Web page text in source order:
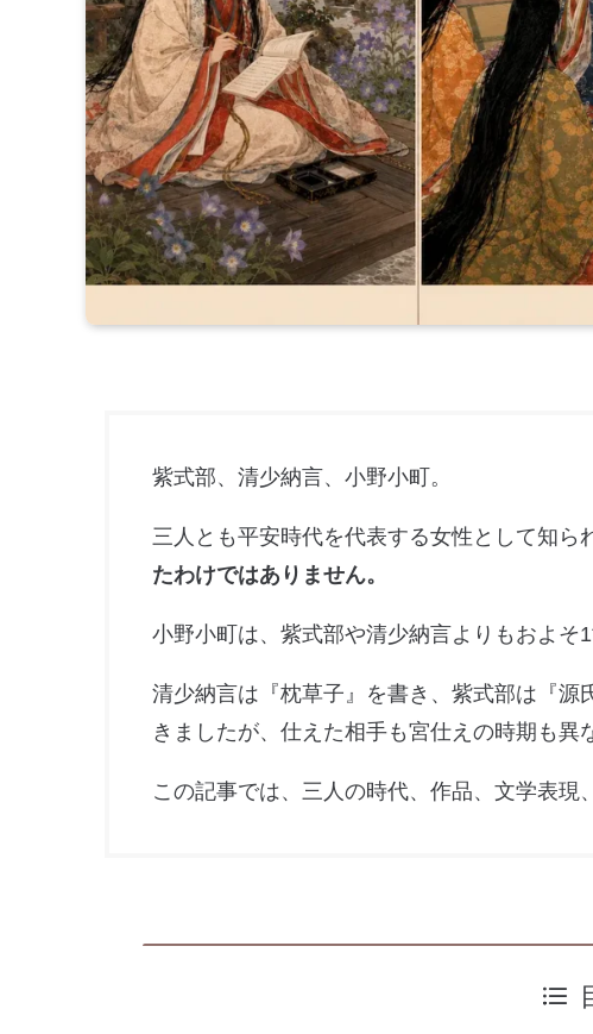
紫式部、清少納言、小野小町。
三人とも平安時代を代表する女性として知ら
たわけではありません。
小野小町は、紫式部や清少納言よりもおよそ
清少納言は『枕草子』を書き、紫式部は『源
きましたが、仕えた相手も宮仕えの時期も異
この記事では、三人の時代、作品、文学表現